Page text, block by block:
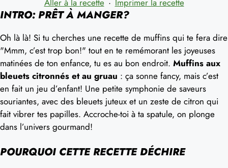
INTRO: PRÊT À MANGER?
Oh là là! Si tu cherches une recette de muffins qui te fera dire
"Mmm, c’est trop bon!" tout en te remémorant les joyeuses
matinées de ton enfance, tu es au bon endroit. Muffins aux
bleuets citronnés et au gruau : ça sonne fancy, mais c’est
en fait un jeu d’enfant! Une petite symphonie de saveurs
souriantes, avec des bleuets juteux et un zeste de citron qui
fait vibrer tes papilles. Accroche-toi à ta spatule, on plonge
dans l’univers gourmand!
POURQUOI CETTE RECETTE DÉCHIRE